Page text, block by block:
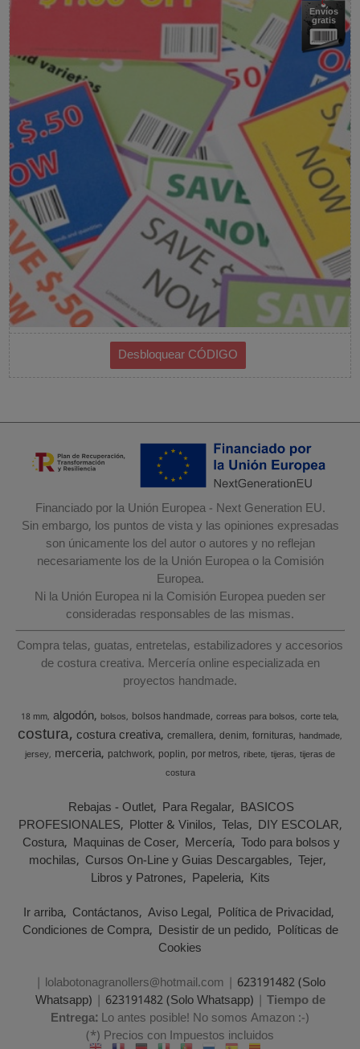
Envíos
gratis
Financiado por la Unión Europea - Next Generation EU.
Sin embargo, los puntos de vista y las opiniones expresadas
son únicamente los del autor o autores y no reflejan
necesariamente los de la Unión Europea o la Comisión
Europea.
Ni la Unión Europea ni la Comisión Europea pueden ser
consideradas responsables de las mismas.
Compra telas, guatas, entretelas, estabilizadores y accesorios
de costura creativa. Mercería online especializada en
proyectos handmade.
18 mm algodón bolsos bolsos handmade correas para bolsos corte tela
costura costura creativa cremallera denim fornituras handmade
jersey merceria patchwork poplin por metros ribete tijeras tijeras de
costura
Rebajas - Outlet Para Regalar BASICOS
PROFESIONALES Plotter & Vinilos Telas DIY ESCOLAR
Costura Maquinas de Coser Mercería Todo para bolsos y
mochilas Cursos On-Line y Guias Descargables Tejer
Libros y Patrones Papeleria Kits
Ir arriba Contáctanos Aviso Legal Política de Privacidad
Condiciones de Compra Desistir de un pedido Políticas de
Cookies
| lolabotonagranollers@hotmail.com | 623191482 (Solo
Whatsapp) | 623191482 (Solo Whatsapp) | Tiempo de
Entrega:Lo antes posible! No somos Amazon :-)
(*) Precios con Impuestos incluidos